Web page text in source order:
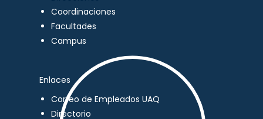
Coordinaciones
Facultades
Campus
Enlaces
Correo de Empleados UAQ
Directorio